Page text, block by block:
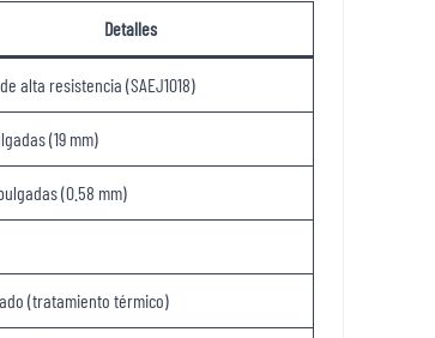
Detalles
alta resistencia (SAEJ1018)
(19 mm)
(0.58 mm)
(tratamiento térmico)